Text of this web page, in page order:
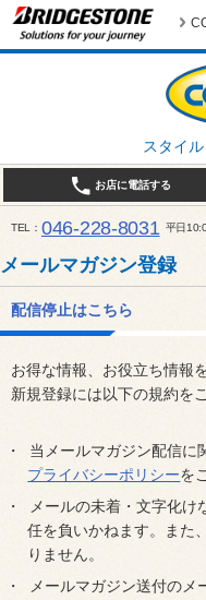
スタイ
お店に電話する
TEL 046-228-8031 平日
メールマガジン登録
配信停止はこちら
お得な情報、お役立ち情報
新規登録には以下の規約を
当メールマガジン配信に
プライバシーポリシーを
メールの未着・文字化
任を負いかねます。また
りません。
メールマガジン送付のメ